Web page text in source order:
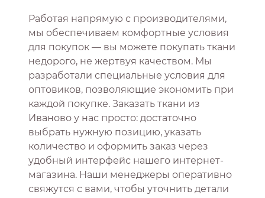
Работая напрямую с производителями,
мы обеспечиваем комфортные условия
для покупок — вы можете покупать ткани
недорого, не жертвуя качеством. Мы
разработали специальные условия для
оптовиков, позволяющие экономить при
каждой покупке. Заказать ткани из
Иваново у нас просто: достаточно
выбрать нужную позицию, указать
количество и оформить заказ через
удобный интерфейс нашего интернет-
магазина. Наши менеджеры оперативно
свяжутся с вами, чтобы уточнить детали